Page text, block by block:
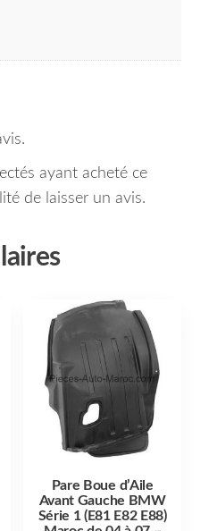
ayant acheté ce
de laisser un avis.
Pare Boue d’Aile
Avant Gauche BMW
Série 1 (E81 E82 E88)